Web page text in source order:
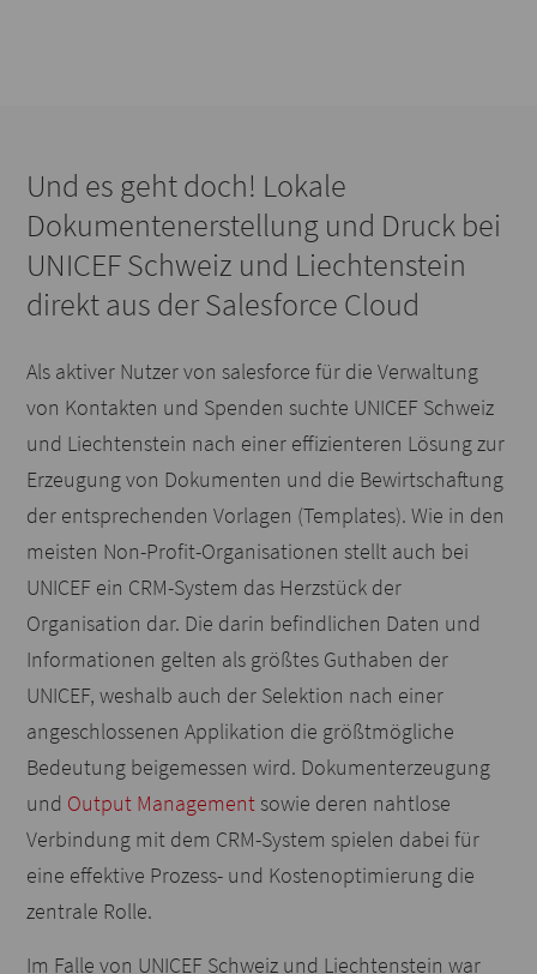
Und es geht doch! Lokale
Dokumentenerstellung und Druck bei
UNICEF Schweiz und Liechtenstein
direkt aus der Salesforce Cloud
Als aktiver Nutzer von salesforce für die Verwaltung
von Kontakten und Spenden suchte UNICEF Schweiz
und Liechtenstein nach einer effizienteren Lösung zur
Erzeugung von Dokumenten und die Bewirtschaftung
der entsprechenden Vorlagen (Templates). Wie in den
meisten Non-Profit-Organisationen stellt auch bei
UNICEF ein CRM-System das Herzstück der
Organisation dar. Die darin befindlichen Daten und
Informationen gelten als größtes Guthaben der
UNICEF, weshalb auch der Selektion nach einer
angeschlossenen Applikation die größtmögliche
Bedeutung beigemessen wird. Dokumenterzeugung
und Output Management sowie deren nahtlose
Verbindung mit dem CRM-System spielen dabei für
eine effektive Prozess- und Kostenoptimierung die
zentrale Rolle.
Im Falle von UNICEF Schweiz und Liechtenstein war